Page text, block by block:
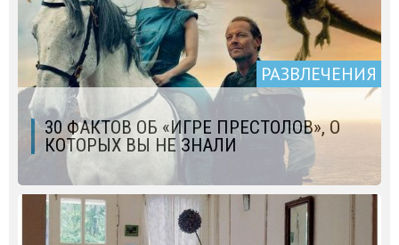
РАЗВЛЕЧЕНИЯ
30 ФАКТОВ ОБ «ИГРЕ ПРЕСТОЛОВ», О
КОТОРЫХ ВЫ НЕ ЗНАЛИ